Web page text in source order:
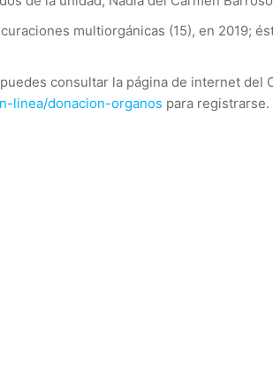
multiorgánicas (15), en 2019;
consultar la página de internet del
linea/donacion-organos para registrarse.